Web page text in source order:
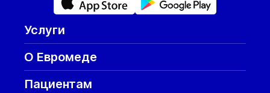
Услуги
О Евромеде
Пациентам